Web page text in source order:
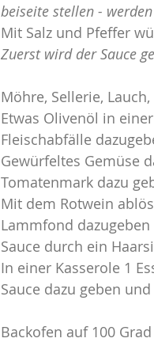
beiseite stellen -
Mit Salz und Pfeffer
Zuerst wird der Sauce
Möhre, Sellerie,
Etwas Olivenöl in
Fleischabfälle
Gewürfeltes Gemüse
Tomatenmark dazu
Mit dem Rotwein
Lammfond
Sauce durch ein
In einer Kasserole 1
Sauce dazu geben
Backofen auf 100